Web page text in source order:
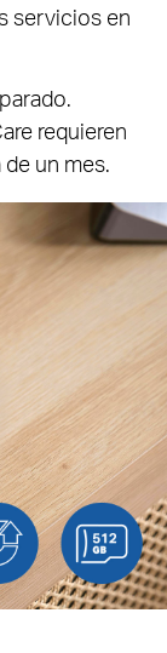
servicios en
requieren
un mes.